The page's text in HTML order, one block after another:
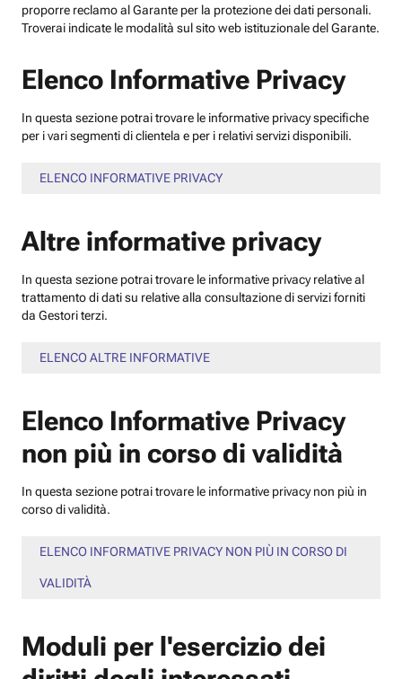
proporre reclamo al Garante per la protezione dei dati personali.
Troverai indicate le modalità sul sito web istituzionale del Garante.
Elenco Informative Privacy
In questa sezione potrai trovare le informative privacy specifiche
per i vari segmenti di clientela e per i relativi servizi disponibili.
ELENCO INFORMATIVE PRIVACY
Altre informative privacy
In questa sezione potrai trovare le informative privacy relative al
trattamento di dati su relative alla consultazione di servizi forniti
da Gestori terzi.
ELENCO ALTRE INFORMATIVE
Elenco Informative Privacy
non più in corso di validità
In questa sezione potrai trovare le informative privacy non più in
corso di validità.
ELENCO INFORMATIVE PRIVACY NON PIÙ IN CORSO DI
VALIDITÀ
Moduli per l'esercizio dei